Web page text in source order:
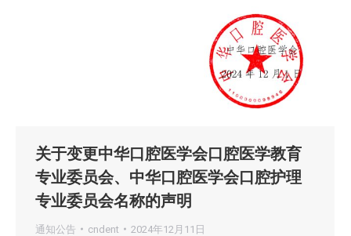
关于变更中华口腔医学会口腔医学教育
专业委员会、中华口腔医学会口腔护理
专业委员会名称的声明
通知公告 cndent 2024年12月11日